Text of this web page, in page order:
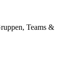
Teams &